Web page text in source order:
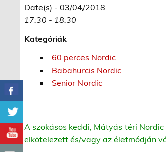
Date(s) - 03/04/2018
17:30 - 18:30
Kategóriák
60 perces Nordic
Babahurcis Nordic
Senior Nordic
A szokásos keddi, Mátyás téri
elkötelezett és/vagy az életmódján